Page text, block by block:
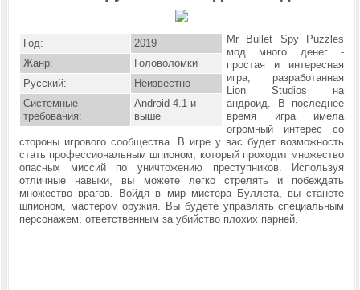
Год:
2019
Жанр:
Головоломки
Русский:
Неизвестно
Системные
требования:
Android 4.1 и
выше
Mr Bullet Spy Puzzles
мод много денег -
простая и интересная
игра, разработанная
Lion Studios на
андроид. В последнее
время игра имела
огромный интерес со
стороны игрового сообщества. В игре у вас будет возможность
стать профессиональным шпионом, который проходит множество
опасных миссий по уничтожению преступников. Используя
отличные навыки, вы можете легко стрелять и побеждать
множество врагов. Войдя в мир мистера Буллета, вы станете
шпионом, мастером оружия. Вы будете управлять специальным
персонажем, ответственным за убийство плохих парней.